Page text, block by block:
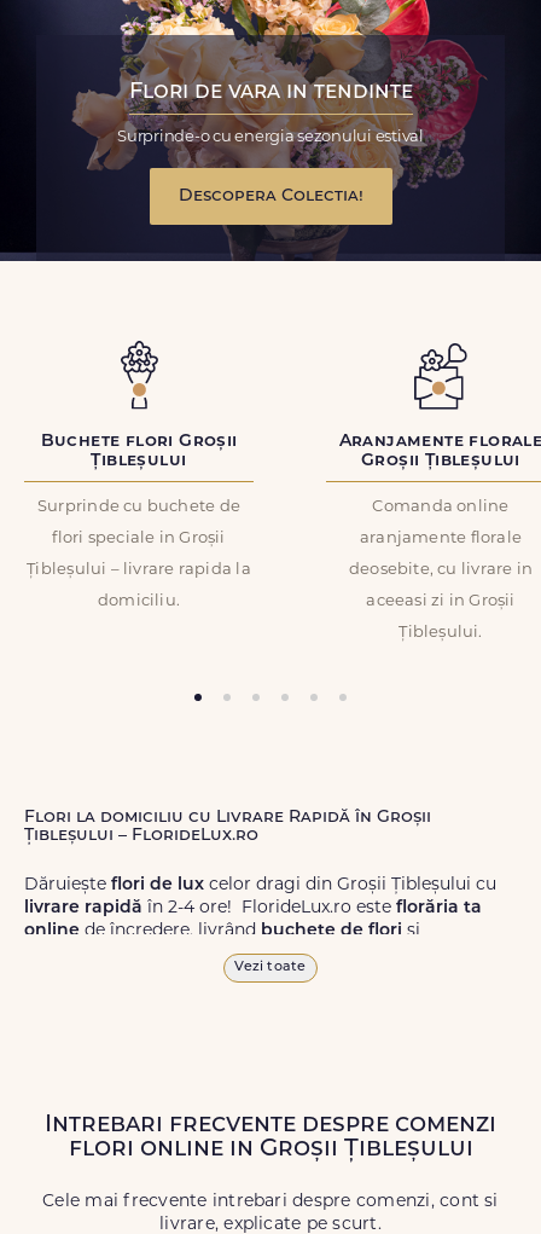
Flori de vara in tendinte
Surprinde-o cu energia sezonului estival
Descopera Colectia!
Buchete flori Groșii
Țibleșului
Surprinde cu buchete de
flori speciale in Groșii
Țibleșului – livrare rapida la
domiciliu.
Aranjamente
Groșii Țibleșului
Comanda online
aranjamente florale
deosebite, cu livrare in
aceeasi zi in Groșii
Țibleșului.
Flori la domiciliu cu Livrare Rapidă în Groșii
Țibleșului – FlorideLux.ro
Dăruiește flori de lux celor dragi din Groșii Țibleșului cu
livrare rapidă în 2-4 ore! FlorideLux.ro este florăria ta
online de încredere, livrând buchete de flori și
de calitate superioară în Groșii
Țibleșului și în toată România.
Livrăm buchete de flori chiar și înweekend, pentru ca tu
Vezi toate
Intrebari frecvente despre comenzi
flori online in Groșii Țibleșului
Cele mai frecvente intrebari despre comenzi, cont si
livrare, explicate pe scurt.